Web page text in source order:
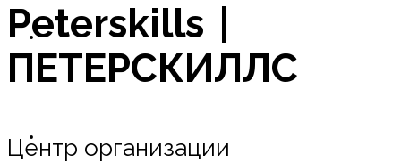
Оплата в рассрочку
Peterskills |
ПЕТЕРСКИЛЛС
Центр организации